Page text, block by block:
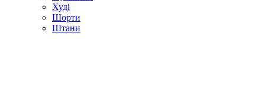
Худі
Шорти
Штани